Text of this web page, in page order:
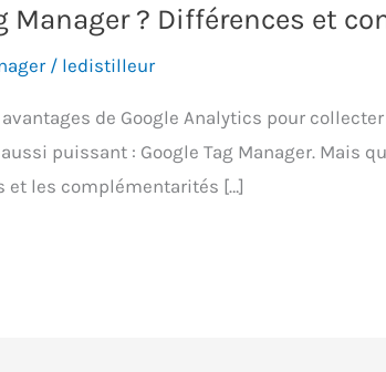
Manager ? Différences et
/ ledistilleur
de Google Analytics pour
puissant : Google Tag Manager. Mais
et les complémentarités […]